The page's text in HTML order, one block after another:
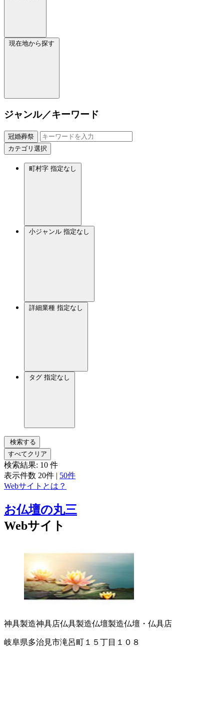
現在地から探す
ジャンル／キーワード
冠婚葬祭
カテゴリ選択
町村字 指定なし
小ジャンル 指定なし
詳細業種 指定なし
タグ 指定なし
検索する
すべてクリア
検索結果: 10 件
表示件数 20件 | 50件
Webサイトとは？
お仏壇の丸三
Webサイト
神具製造神具店仏具製造仏壇製造仏壇・仏具店
岐阜県多治見市滝呂町１５丁目１０８